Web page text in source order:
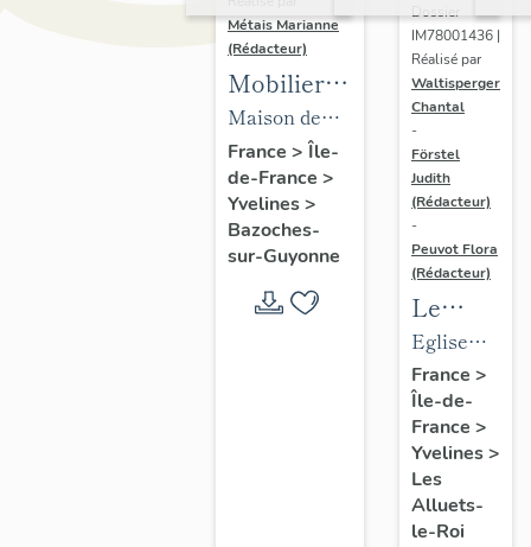
Métais Marianne
(Rédacteur)
Mobilier
de la
maison
Louis
Carré
Maison de
villégiature
dite maison
Louis Carré
France > Île-
de-France >
Yvelines>
Bazoches-
sur-Guyonne
Dossier
IM78001436 |
Réalisé par
Waltisperger
Chantal
-
Förstel
Judith
(Rédacteur)
-
Peuvot Flora
(Rédacteur)
Le
mobilier
de
l'église
Saint-
Nicolas
Eglise
paroissiale
Saint-
Nicolas
France >
Île-de-
France >
Yvelines>
Les
Alluets-
le-Roi